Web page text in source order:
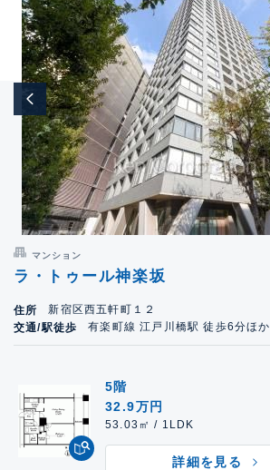
マンション
ラ・トゥール神楽坂
住所
新宿区西五軒町１２
交通/駅徒歩
有楽町線 江戸川橋駅 徒歩6分ほか
5階
32.9万円
53.03㎡ / 1LDK
詳細を見る